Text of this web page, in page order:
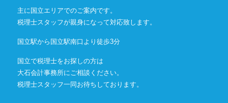
主に国立エリアでのご案内です。
税理士スタッフが親身になって対応致します。
国立駅から国立駅南口より徒歩3分
国立で税理士をお探しの方は
大石会計事務所にご相談ください。
税理士スタッフ一同お待ちしております。